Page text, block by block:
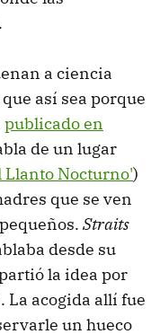
a ciencia
así sea porque
publicado en
de un lugar
Llanto Nocturno')
que se ven
Straits
desde su
la idea por
La acogida allí fue
un hueco